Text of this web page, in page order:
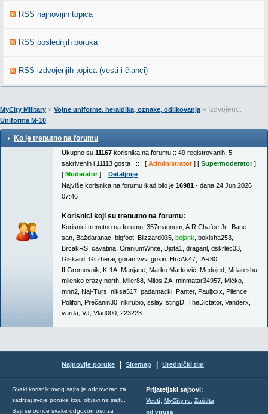
RSS najnovijih topica
RSS poslednjih poruka
RSS izdvojenjih topica (vesti i članci)
MyCity Military » Vojne uniforme, heraldika, oznake, odlikovanja» Izdvojeno:
Uniforma M-10
Ko je trenutno na forumu
Ukupno su 11167 korisnika na forumu :: 49 registrovanih, 5
sakrivenih i 11113 gosta :: [ Administrator] [ Supermoderator]
[ Moderator] :: Detaljnije
Najviše korisnika na forumu ikad bilo je 16981 - dana 24 Jun 2026
07:46
Korisnici koji su trenutno na forumu:
Korisnici trenutno na forumu: 357magnum A.R.Chafee.Jr.
Bane
san Baždaranac bigfoot Blizzard035 bojank bokisha253
BrcakRS cavatina CraniumWhite Djota1 draganl dskrlec33
Giskard Gitzherai goran.vvv, goxin HrcAk47 IAR80
ILGromovnik K-1A Manjane Marko Marković Medojed Mi lao shu
milenko crazy north Miler88 Milos ZA minmatar34957 Mićko
mnn2 Naj-Turs niksa517 padamacki Panter, Pauljxxx Pilence
Polifon Prečanin30 rikirubio sslay, stingD TheDictator, Vanderx
varda VJ Vlad000 223223
Najnovije poruke Sitemap Urednički tim
Svaki korisnik ovog sajta je odgovoran za
sadržaj svoje poruke koju objavi na sajtu.
Sajt se odriče svake odgovornosti za
Prijateljski sajtovi:
Vesti, MyCity.rs, Zaštita
od virusa